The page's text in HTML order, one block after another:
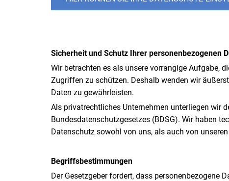
Sicherheit und Schutz Ihrer personenbezogenen
Wir betrachten es als unsere vorrangige Aufgabe,
Zugriffen zu schützen. Deshalb wenden wir
Daten zu gewährleisten.
Als privatrechtliches Unternehmen unterliegen wir
Bundesdatenschutzgesetzes (BDSG). Wir haben
Datenschutz sowohl von uns, als auch von
Begriffsbestimmungen
Der Gesetzgeber fordert, dass personenbezogene